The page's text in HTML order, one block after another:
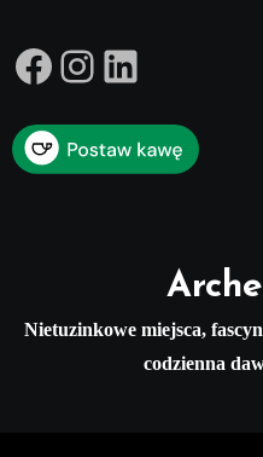
Facebook
Instagram
LinkedIn
Nietuzinkowe miejsca,
codzienna